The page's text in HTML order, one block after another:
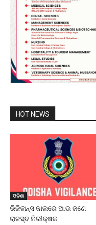
HOT NEWS
ଓଡିଶା
ଭିଜିଲାନ୍ସ ଜାଲରେ ଆଉ ଜଣେ
ରାଜସ୍ବ ନିରୀକ୍ଷକ